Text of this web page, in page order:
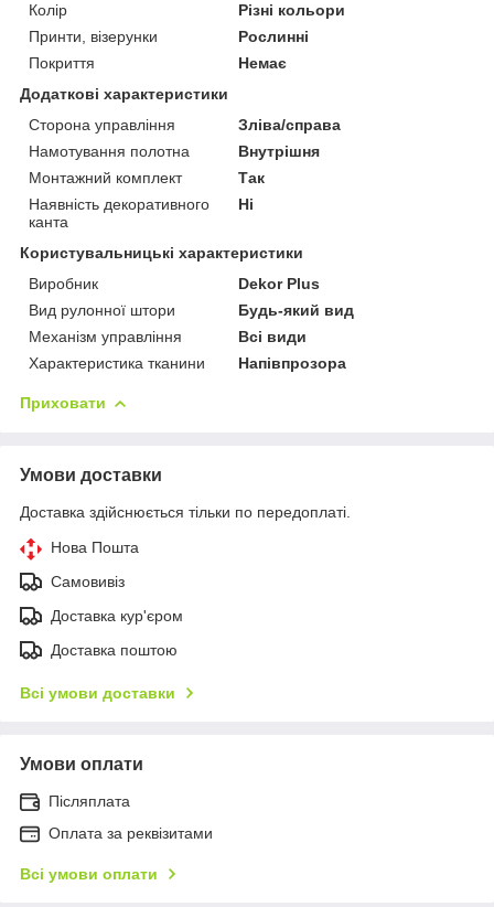
Колір
Різні кольори
Принти, візерунки
Рослинні
Покриття
Немає
Додаткові характеристики
Сторона управління
Зліва/справа
Намотування полотна
Внутрішня
Монтажний комплект
Так
Наявність декоративного
канта
Ні
Користувальницькі характеристики
Виробник
Dekor Plus
Вид рулонної штори
Будь-який вид
Механізм управління
Всі види
Характеристика тканини
Напівпрозора
Приховати
Умови доставки
Доставка здійснюється тільки по передоплаті.
Нова Пошта
Самовивіз
Доставка кур'єром
Доставка поштою
Всі умови доставки
Умови оплати
Післяплата
Оплата за реквізитами
Всі умови оплати